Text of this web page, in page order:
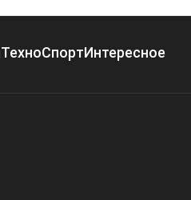
ТехноСпортИнтересное